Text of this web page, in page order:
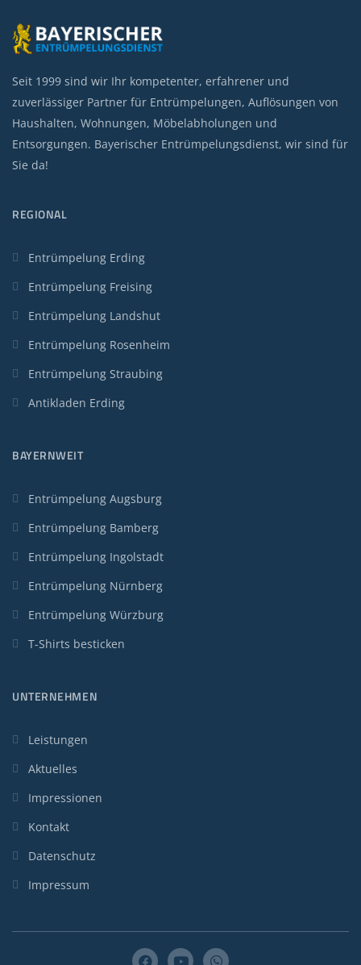
Seit 1999 sind wir Ihr kompetenter, erfahrener und
zuverlässiger Partner für Entrümpelungen, Auflösungen von
Haushalten, Wohnungen, Möbelabholungen und
Entsorgungen. Bayerischer Entrümpelungsdienst, wir sind für
Sie da!
REGIONAL
Entrümpelung Erding
Entrümpelung Freising
Entrümpelung Landshut
Entrümpelung Rosenheim
Entrümpelung Straubing
Antikladen Erding
BAYERNWEIT
Entrümpelung Augsburg
Entrümpelung Bamberg
Entrümpelung Ingolstadt
Entrümpelung Nürnberg
Entrümpelung Würzburg
T-Shirts besticken
UNTERNEHMEN
Leistungen
Aktuelles
Impressionen
Kontakt
Datenschutz
Impressum